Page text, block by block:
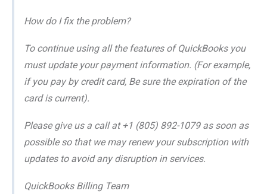
How do I fix the problem?
To continue using all the features of QuickBooks you
must update your payment information. (For example,
if you pay by credit card, Be sure the expiration of the
card is current).
Please give us a call at +1 (805) 892-1079 as soon as
possible so that we may renew your subscription with
updates to avoid any disruption in services.
QuickBooks Billing Team